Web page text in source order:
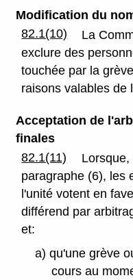
Modification du
82.1(10)
La
exclure des
touchée par la
raisons valables de
Acceptation de
finales
82.1(11)
paragraphe (6), les
l'unité votent en
différend par
et:
a) qu'une grève
cours au